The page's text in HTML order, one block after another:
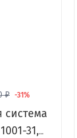
₽ -31%
система
31,